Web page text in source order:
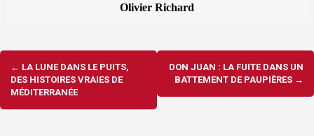
Olivier Richard
Navigation
d'article
← LA LUNE DANS LE PUITS,
DES HISTOIRES VRAIES DE
MÉDITERRANÉE
DON JUAN : LA FUITE DANS UN
BATTEMENT DE PAUPIÈRES →